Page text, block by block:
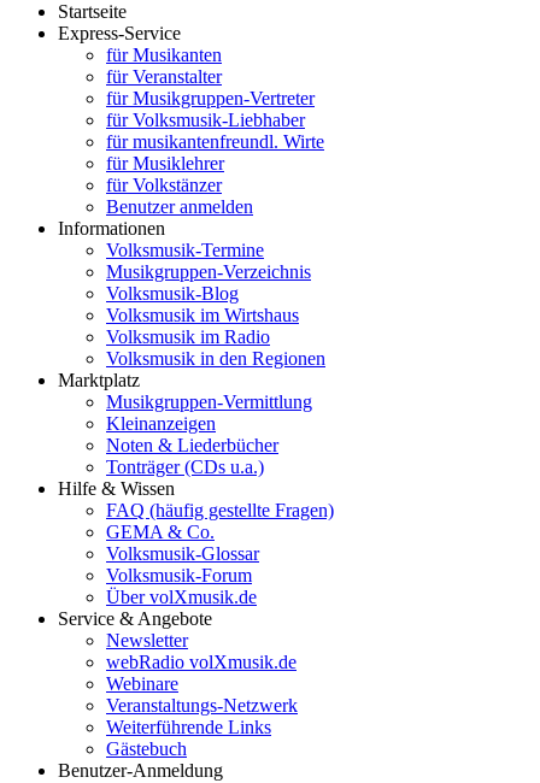
Startseite
Express-Service
für Musikanten
für Veranstalter
für Musikgruppen-Vertreter
für Volksmusik-Liebhaber
für musikantenfreundl. Wirte
für Musiklehrer
für Volkstänzer
Benutzer anmelden
Informationen
Volksmusik-Termine
Musikgruppen-Verzeichnis
Volksmusik-Blog
Volksmusik im Wirtshaus
Volksmusik im Radio
Volksmusik in den Regionen
Marktplatz
Musikgruppen-Vermittlung
Kleinanzeigen
Noten & Liederbücher
Tonträger (CDs u.a.)
Hilfe & Wissen
FAQ (häufig gestellte Fragen)
GEMA & Co.
Volksmusik-Glossar
Volksmusik-Forum
Über volXmusik.de
Service & Angebote
Newsletter
webRadio volXmusik.de
Webinare
Veranstaltungs-Netzwerk
Weiterführende Links
Gästebuch
Benutzer-Anmeldung